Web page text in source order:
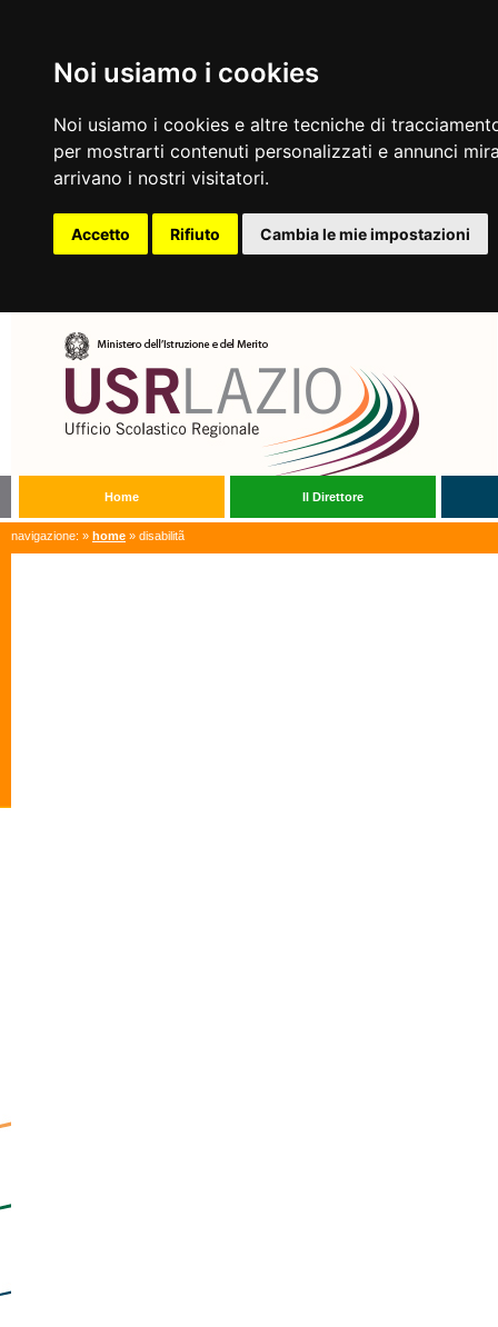
Noi usiamo i cookies
Noi usiamo i cookies e altre tecniche di
per mostrarti contenuti personalizzati e annunci
arrivano i nostri visitatori.
Accetto Rifiuto Cambia le mie impostazioni
Home Il Direttore
navigazione: » home » disabilitã